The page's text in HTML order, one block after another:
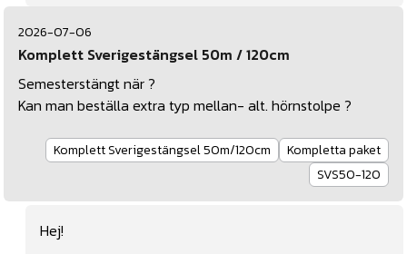
2026-07-06
Komplett Sverigestängsel 50m / 120cm
Semesterstängt när ?
Kan man beställa extra typ mellan- alt. hörnstolpe ?
Komplett Sverigestängsel 50m/120cm
Kompletta paket
SVS50-120
Hej!